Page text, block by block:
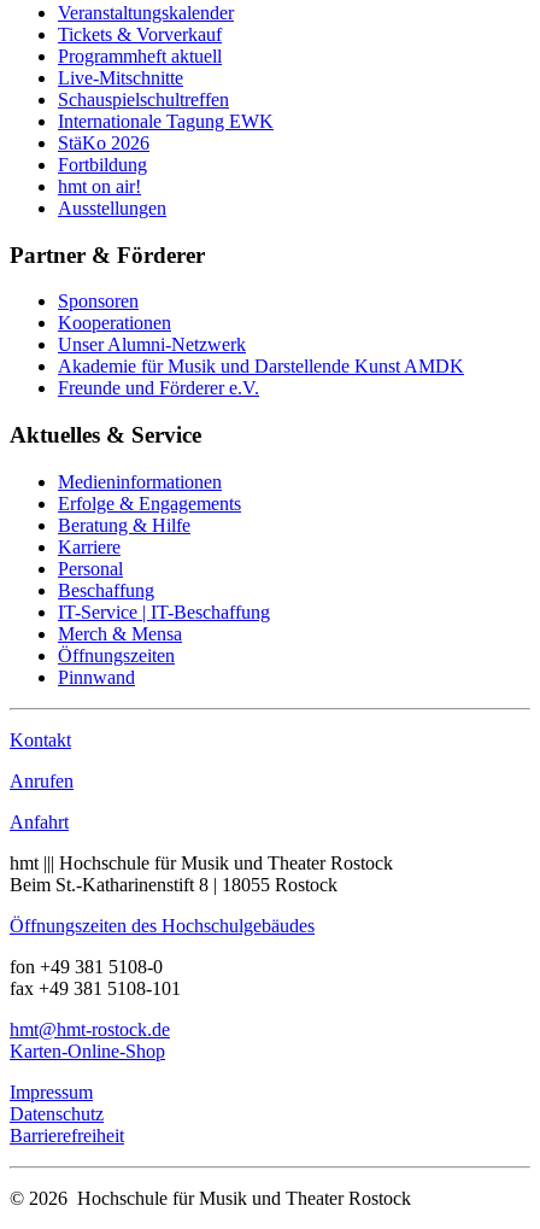
Veranstaltungskalender
Tickets & Vorverkauf
Programmheft aktuell
Live-Mitschnitte
Schauspielschultreffen
Internationale Tagung EWK
StäKo 2026
Fortbildung
hmt on air!
Ausstellungen
Partner & Förderer
Sponsoren
Kooperationen
Unser Alumni-Netzwerk
Akademie für Musik und Darstellende Kunst AMDK
Freunde und Förderer e.V.
Aktuelles & Service
Medieninformationen
Erfolge & Engagements
Beratung & Hilfe
Karriere
Personal
Beschaffung
IT-Service | IT-Beschaffung
Merch & Mensa
Öffnungszeiten
Pinnwand
Kontakt
Anrufen
Anfahrt
hmt ||| Hochschule für Musik und Theater Rostock
Beim St.-Katharinenstift 8 | 18055 Rostock
Öffnungszeiten des Hochschulgebäudes
fon +49 381 5108-0
fax +49 381 5108-101
hmt@hmt-rostock.de
Karten-Online-Shop
Impressum
Datenschutz
Barrierefreiheit
© 2026 Hochschule für Musik und Theater Rostock